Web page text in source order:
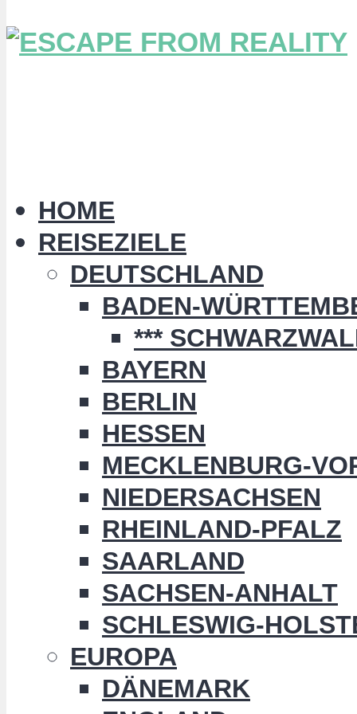
HOME
REISEZIELE
DEUTSCHLAND
BADEN-
***
BAYERN
BERLIN
HESSEN
MECKLENBURG-
NIEDERSACHSEN
RHEINLAND-PFALZ
SAARLAND
SACHSEN-ANHALT
SCHLESWIG-
EUROPA
DÄNEMARK